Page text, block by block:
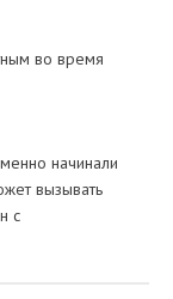
во время
начинали
вызывать
с